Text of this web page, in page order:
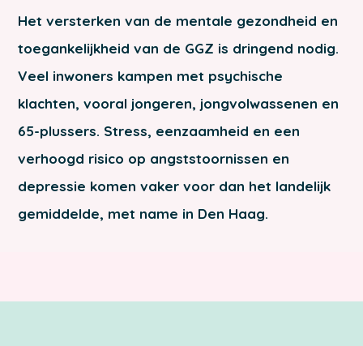
Het versterken van de mentale gezondheid en
toegankelijkheid van de GGZ is dringend nodig.
Veel inwoners kampen met psychische
klachten, vooral jongeren, jongvolwassenen en
65-plussers. Stress, eenzaamheid en een
verhoogd risico op angststoornissen en
depressie komen vaker voor dan het landelijk
gemiddelde, met name in Den Haag.